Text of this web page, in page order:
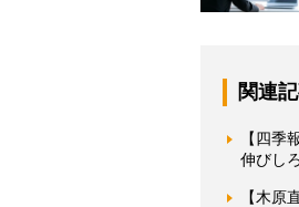
関連
【四季
伸びし
【木原